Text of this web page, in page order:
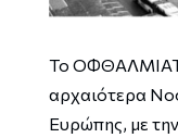
Το
αρχαιότερα
Ευρώπης, με την